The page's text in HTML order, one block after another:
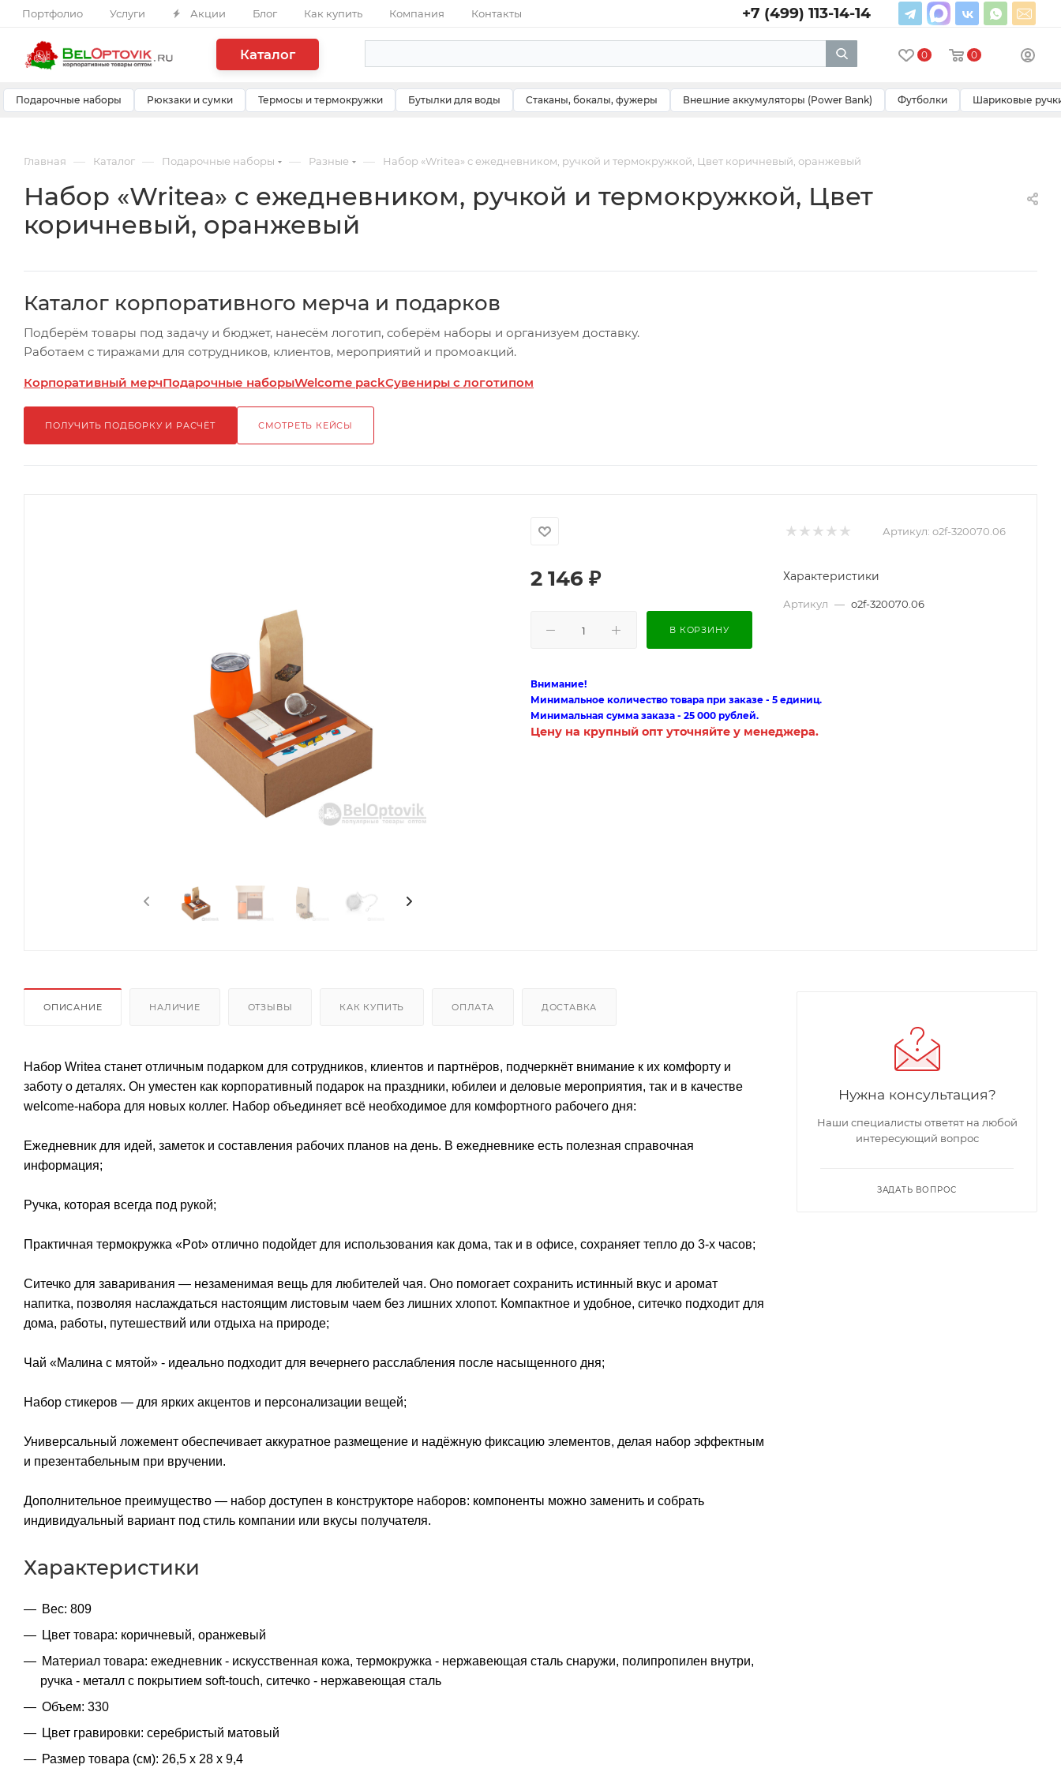
Портфолио Услуги Акции Блог Как купить Компания Контакты +7 (499) 113-14-14
Каталог 0 0
Подарочные наборы Рюкзаки и сумки Термосы и термокружки Бутылки для воды Стаканы, бокалы, фужеры Внешние аккумуляторы (Power Bank) Футболки Шариковые
Главная — Каталог — Подарочные наборы — Разные — Набор «Writea» с ежедневником, ручкой и термокружкой, Цвет коричневый, оранжевый
Набор «Writea» с ежедневником, ручкой и термокружкой, Цвет
коричневый, оранжевый
Каталог корпоративного мерча и подарков
Подберём товары под задачу и бюджет, нанесём логотип, соберём наборы и организуем доставку.
Работаем с тиражами для сотрудников, клиентов, мероприятий и промоакций.
Корпоративный мерчПодарочные наборыWelcome packСувениры с логотипом
ПОЛУЧИТЬ ПОДБОРКУ И РАСЧЁТ СМОТРЕТЬ КЕЙСЫ
Артикул: o2f-320070.06
2 146 ₽
В КОРЗИНУ
Характеристики
Артикул — o2f-320070.06
Внимание!
Минимальное количество товара при заказе - 5 единиц.
Минимальная сумма заказа - 25 000 рублей.
Цену на крупный опт уточняйте у менеджера.
ОПИСАНИЕ НАЛИЧИЕ ОТЗЫВЫ КАК КУПИТЬ ОПЛАТА ДОСТАВКА
Набор Writea станет отличным подарком для сотрудников, клиентов и партнёров, подчеркнёт внимание к их комфорту и
заботу о деталях. Он уместен как корпоративный подарок на праздники, юбилеи и деловые мероприятия, так и в качестве
welcome-набора для новых коллег. Набор объединяет всё необходимое для комфортного рабочего дня:
Ежедневник для идей, заметок и составления рабочих планов на день. В ежедневнике есть полезная справочная
информация;
Ручка, которая всегда под рукой;
Практичная термокружка «Pot» отлично подойдет для использования как дома, так и в офисе, сохраняет тепло до 3-х часов;
Ситечко для заваривания — незаменимая вещь для любителей чая. Оно помогает сохранить истинный вкус и аромат
напитка, позволяя наслаждаться настоящим листовым чаем без лишних хлопот. Компактное и удобное, ситечко подходит для
дома, работы, путешествий или отдыха на природе;
Чай «Малина с мятой» - идеально подходит для вечернего расслабления после насыщенного дня;
Набор стикеров — для ярких акцентов и персонализации вещей;
Универсальный ложемент обеспечивает аккуратное размещение и надёжную фиксацию элементов, делая набор эффектным
и презентабельным при вручении.
Дополнительное преимущество — набор доступен в конструкторе наборов: компоненты можно заменить и собрать
индивидуальный вариант под стиль компании или вкусы получателя.
Характеристики
Вес: 809
Цвет товара: коричневый, оранжевый
Материал товара: ежедневник - искусственная кожа, термокружка - нержавеющая сталь снаружи, полипропилен внутри,
ручка - металл c покрытием soft-touch, ситечко - нержавеющая cталь
Объем: 330
Цвет гравировки: серебристый матовый
Размер товара (см): 26,5 х 28 х 9,4
Нужна консультация?
Наши специалисты ответят на любой
интересующий вопрос
ЗАДАТЬ ВОПРОС